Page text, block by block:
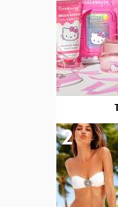
2